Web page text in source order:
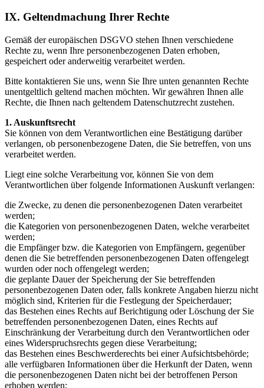
IX. Geltendmachung Ihrer Rechte
Gemäß der europäischen DSGVO stehen Ihnen verschiedene
Rechte zu, wenn Ihre personenbezogenen Daten erhoben,
gespeichert oder anderweitig verarbeitet werden.
Bitte kontaktieren Sie uns, wenn Sie Ihre unten genannten Rechte
unentgeltlich geltend machen möchten. Wir gewähren Ihnen alle
Rechte, die Ihnen nach geltendem Datenschutzrecht zustehen.
1. Auskunftsrecht
Sie können von dem Verantwortlichen eine Bestätigung darüber
verlangen, ob personenbezogene Daten, die Sie betreffen, von uns
verarbeitet werden.
Liegt eine solche Verarbeitung vor, können Sie von dem
Verantwortlichen über folgende Informationen Auskunft verlangen:
die Zwecke, zu denen die personenbezogenen Daten verarbeitet
werden;
die Kategorien von personenbezogenen Daten, welche verarbeitet
werden;
die Empfänger bzw. die Kategorien von Empfängern, gegenüber
denen die Sie betreffenden personenbezogenen Daten offengelegt
wurden oder noch offengelegt werden;
die geplante Dauer der Speicherung der Sie betreffenden
personenbezogenen Daten oder, falls konkrete Angaben hierzu nicht
möglich sind, Kriterien für die Festlegung der Speicherdauer;
das Bestehen eines Rechts auf Berichtigung oder Löschung der Sie
betreffenden personenbezogenen Daten, eines Rechts auf
Einschränkung der Verarbeitung durch den Verantwortlichen oder
eines Widerspruchsrechts gegen diese Verarbeitung;
das Bestehen eines Beschwerderechts bei einer Aufsichtsbehörde;
alle verfügbaren Informationen über die Herkunft der Daten, wenn
die personenbezogenen Daten nicht bei der betroffenen Person
erhoben werden;